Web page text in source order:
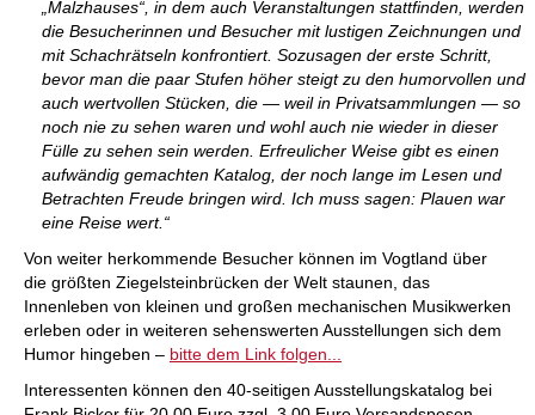
„Malzhauses“, in dem auch Veranstaltungen stattfinden, werden
die Besucherinnen und Besucher mit lustigen Zeichnungen und
mit Schachrätseln konfrontiert. Sozusagen der erste Schritt,
bevor man die paar Stufen höher steigt zu den humorvollen und
auch wertvollen Stücken, die — weil in Privatsammlungen — so
noch nie zu sehen waren und wohl auch nie wieder in dieser
Fülle zu sehen sein werden. Erfreulicher Weise gibt es einen
aufwändig gemachten Katalog, der noch lange im Lesen und
Betrachten Freude bringen wird. Ich muss sagen: Plauen war
eine Reise wert.“
Von weiter herkommende Besucher können im Vogtland über
die größten Ziegelsteinbrücken der Welt staunen, das
Innenleben von kleinen und großen mechanischen Musikwerken
erleben oder in weiteren sehenswerten Ausstellungen sich dem
Humor hingeben – bitte dem Link folgen...
Interessenten können den 40-seitigen Ausstellungskatalog bei